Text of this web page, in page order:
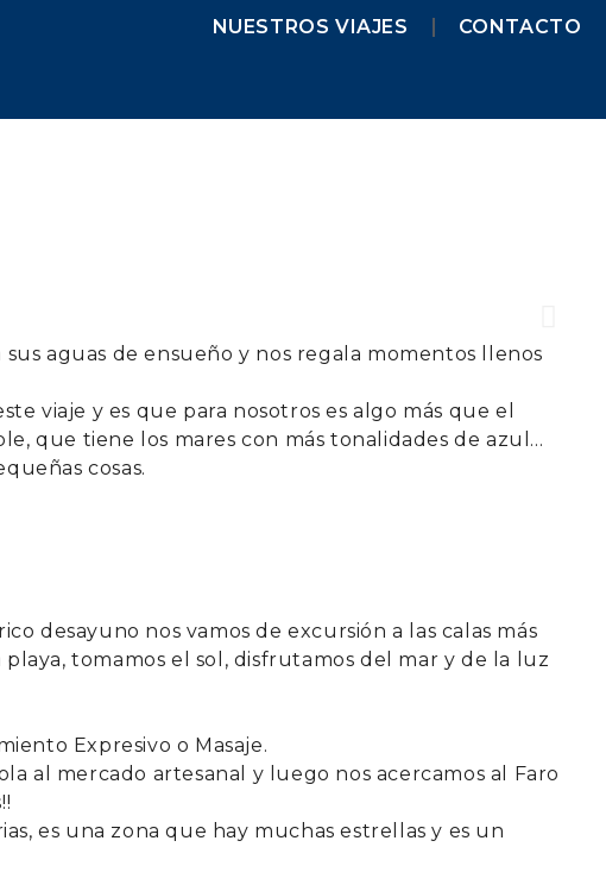
NUESTROS VIAJES
FORMENTERA 2026
NAVARRA – SELVA DE IRATI
NAVARRA – VALLE DE
LANZAROTE 2026
LA PUGLIA – ITALIA 2026
NUESTROS VIAJES CONTACTO
aguas de ensueño y nos regala momentos llenos
viaje y es que para nosotros es algo más que el
que tiene los mares con más tonalidades de azul…
cosas.
desayuno nos vamos de excursión a las calas más
tomamos el sol, disfrutamos del mar y de la luz
Expresivo o Masaje.
al mercado artesanal y luego nos acercamos al Faro
es una zona que hay muchas estrellas y es un